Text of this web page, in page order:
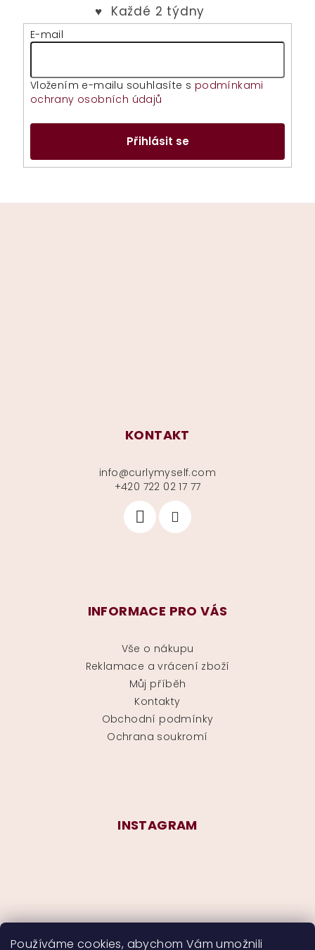
Používáme cookies, abychom Vám umožnili
E-mail
Vložením e-mailu souhlasíte s podmínkami
ochrany osobních údajů
Přihlásit se
KONTAKT
info@curlymyself.com
+420 722 02 17 77
INFORMACE PRO VÁS
Vše o nákupu
Reklamace a vrácení zboží
Můj příběh
Kontakty
Obchodní podmínky
Ochrana soukromí
INSTAGRAM